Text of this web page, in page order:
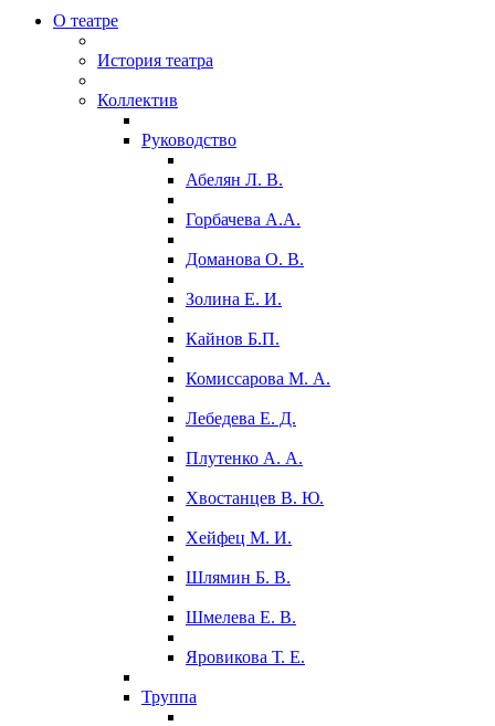
О театре
История театра
Коллектив
Руководство
Абелян Л. В.
Горбачева А.А.
Доманова О. В.
Золина Е. И.
Кайнов Б.П.
Комиссарова М. А.
Лебедева Е. Д.
Плутенко А. А.
Хвостанцев В. Ю.
Хейфец М. И.
Шлямин Б. В.
Шмелева Е. В.
Яровикова Т. Е.
Труппа